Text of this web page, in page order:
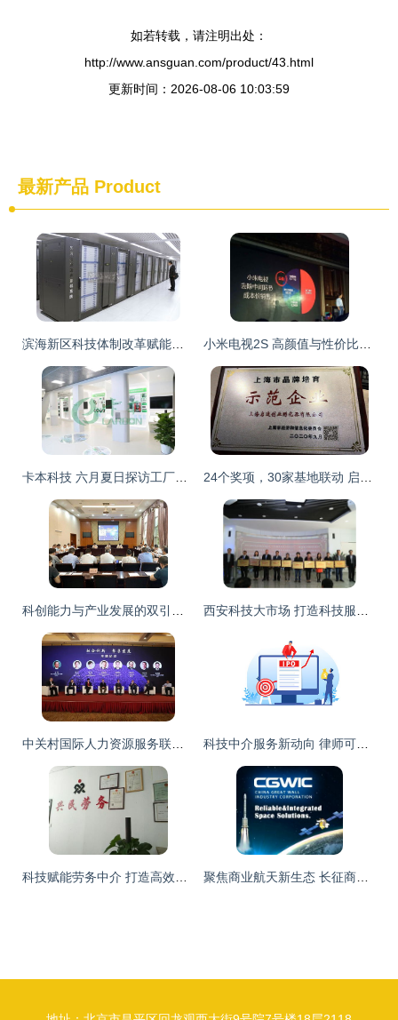
如若转载，请注明出处：
http://www.ansguan.com/product/43.html
更新时间：2026-08-06 10:03:59
最新产品 Product
滨海新区科技体制改革赋能创新生态，科技中介服务构建发展新引擎 小米电视2S 高颜值与性价比的完美结合，2999元引爆科技中介服务新潮流
卡本科技 六月夏日探访工厂之美，共筑灌钢胶科技新篇章 24个奖项，30家基地联动 启迪之星与清华校友三创大赛共谱科技服务新篇章
科创能力与产业发展的双引擎 科技中介服务的助推作用 西安科技大市场 打造科技服务业高地，引领中介服务新篇章
中关村国际人力资源服务联盟成立大会在京召开，助推科技中介服务再升级 科技中介服务新动向 律师可会同保荐人起草招股书，信披细则征求意见
科技赋能劳务中介 打造高效赚钱帝国，开启创业新篇章 聚焦商业航天新生态 长征商业发射用户大会共绘卫星发射与科技服务蓝图